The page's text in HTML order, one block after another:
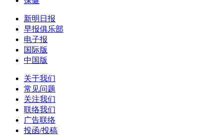
新明日报
早报俱乐部
电子报
国际版
中国版
关于我们
常见问题
关注我们
联络我们
广告联络
投函/投稿